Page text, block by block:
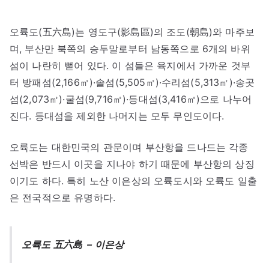
오륙도(五六島)는 영도구(影島區)의 조도(朝島)와 마주보
며, 부산만 북쪽의 승두말로부터 남동쪽으로 6개의 바위
섬이 나란히 뻗어 있다. 이 섬들은 육지에서 가까운 것부
터 방패섬(2,166㎡)·솔섬(5,505㎡)·수리섬(5,313㎡)·송곳
섬(2,073㎡)·굴섬(9,716㎡)·등대섬(3,416㎡)으로 나누어
진다. 등대섬을 제외한 나머지는 모두 무인도이다.
오륙도는 대한민국의 관문이며 부산항을 드나드는 각종
선박은 반드시 이곳을 지나야 하기 때문에 부산항의 상징
이기도 하다. 특히 노산 이은상의 오륙도시와 오륙도 일출
은 전국적으로 유명하다.
오륙도 五六島 – 이은상